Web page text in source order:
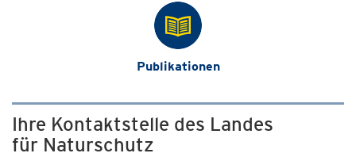
Publikationen
Ihre Kontaktstelle des Landes
für Naturschutz